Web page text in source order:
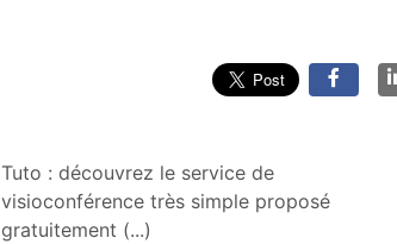
Tuto : découvrez le service de
visioconférence très simple proposé
gratuitement (...)